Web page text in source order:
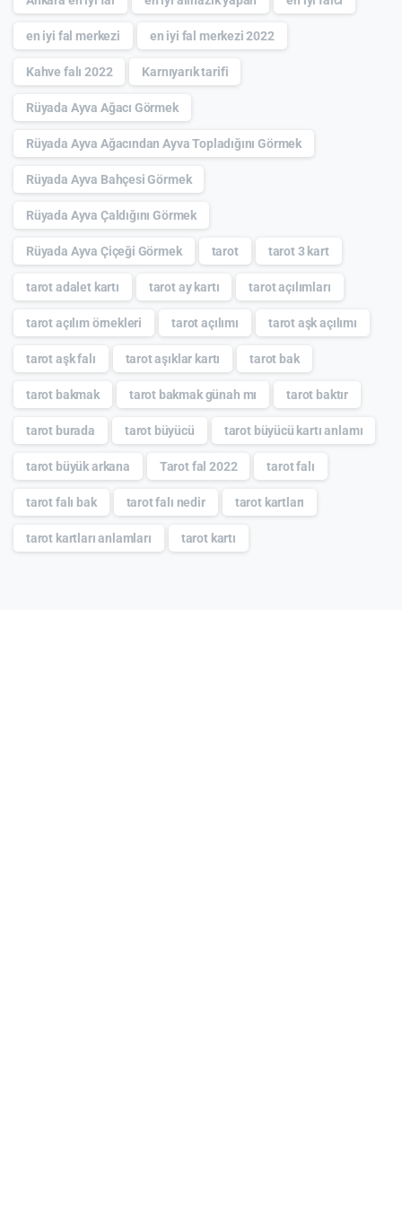
en iyi fal merkezi en iyi fal merkezi 2022
Kahve falı 2022 Karnıyarık tarifi
Rüyada Ayva Ağacı Görmek
Rüyada Ayva Ağacından Ayva Topladığını Görmek
Rüyada Ayva Bahçesi Görmek
Rüyada Ayva Çaldığını Görmek
Rüyada Ayva Çiçeği Görmek tarot tarot 3 kart
tarot adalet kartı tarot ay kartı tarot açılımları
tarot açılım örnekleri tarot açılımı tarot aşk açılımı
tarot aşk falı tarot aşıklar kartı tarot bak
tarot bakmak tarot bakmak günah mı tarot baktır
tarot burada tarot büyücü tarot büyücü kartı anlamı
tarot büyük arkana Tarot fal 2022 tarot falı
tarot falı bak tarot falı nedir tarot kartları
tarot kartları anlamları tarot kartı